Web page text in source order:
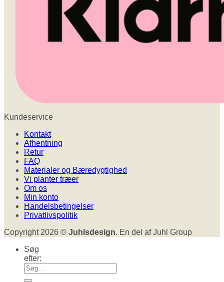
Kundeservice
Kontakt
Afhentning
Retur
FAQ
Materialer og Bæredygtighed
Vi planter træer
Om os
Min konto
Handelsbetingelser
Privatlivspolitik
Copyright 2026 © Juhlsdesign. En del af Juhl Group
Søg
efter: